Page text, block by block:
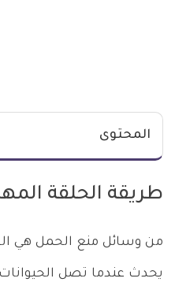
المحتوى
طريقة الحلقة
من وسائل منع الحمل هي
يحدث عندما تصل الحيوانات